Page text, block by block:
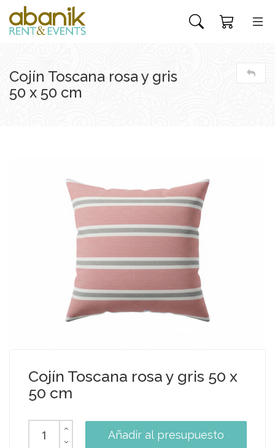
Cojín Toscana rosa y gris
50 x 50 cm
Cojín Toscana rosa y gris 50 x
50 cm
Añadir al presupuesto